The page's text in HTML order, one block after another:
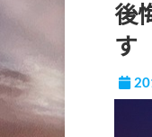
後
す